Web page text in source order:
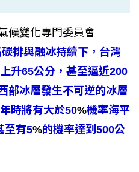
候變化專門委員會
排與融冰持續下，台灣
升65公分，甚至逼近200
部冰層發生不可逆的冰層
時將有大於50%機率海平
至有5%的機率達到500公